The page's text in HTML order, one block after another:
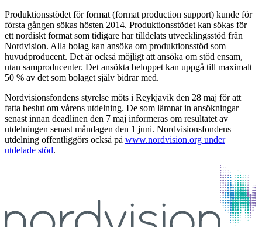
Produktionsstödet för format (format production support) kunde för
första gången sökas hösten 2014. Produktionsstödet kan sökas för
ett nordiskt format som tidigare har tilldelats utvecklingsstöd från
Nordvision. Alla bolag kan ansöka om produktionsstöd som
huvudproducent. Det är också möjligt att ansöka om stöd ensam,
utan samproducenter. Det ansökta beloppet kan uppgå till maximalt
50 % av det som bolaget själv bidrar med.
Nordvisionsfondens styrelse möts i Reykjavik den 28 maj för att
fatta beslut om vårens utdelning. De som lämnat in ansökningar
senast innan deadlinen den 7 maj informeras om resultatet av
utdelningen senast måndagen den 1 juni. Nordvisionsfondens
utdelning offentliggörs också på www.nordvision.org under
utdelade stöd.